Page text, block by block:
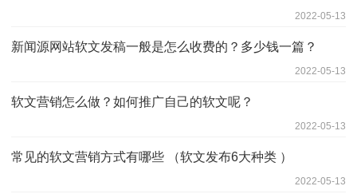
2022-05-13
新闻源网站软文发稿一般是怎么收费的？多少钱一篇？
2022-05-13
软文营销怎么做？如何推广自己的软文呢？
2022-05-13
常见的软文营销方式有哪些 （软文发布6大种类 ）
2022-05-13